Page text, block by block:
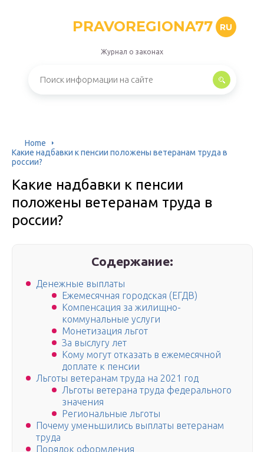
PRAVOREGIONA77 RU
Журнал о законах
Home
Какие надбавки к пенсии положены ветеранам труда в
россии?
Какие надбавки к пенсии
положены ветеранам труда в
россии?
Содержание:
Денежные выплаты
Ежемесячная городская (ЕГДВ)
Компенсация за жилищно-
коммунальные услуги
Монетизация льгот
За выслугу лет
Кому могут отказать в ежемесячной
доплате к пенсии
Льготы ветеранам труда на 2021 год
Льготы ветерана труда федерального
значения
Региональные льготы
Почему уменьшились выплаты ветеранам
труда
Порядок оформления